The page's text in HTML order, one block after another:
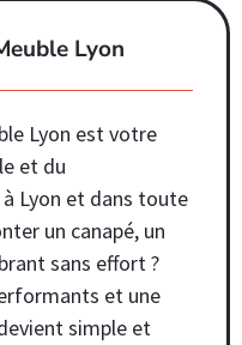
Lyon
Lyon est votre
et du
Lyon et dans toute
un canapé, un
sans effort ?
et une
simple et